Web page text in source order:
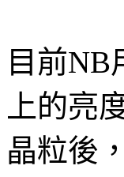
目前NB
上的亮
晶粒後